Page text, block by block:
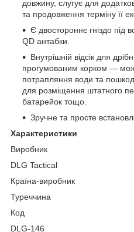
довжину, слугує для
та продовження терміну її
Є двостороннє гніздо під
QD антабки.
Внутрішній відсік для
прогумованим корком —
потрапляння води та
для розміщення штатного
батарейок тощо.
Зручне та просте
Характеристики
Виробник
DLG Tactical
Країна-виробник
Туреччина
Код
DLG-146